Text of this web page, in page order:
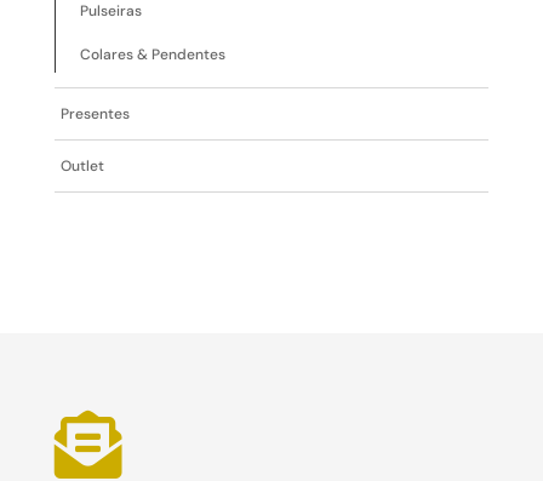
Pulseiras
Colares & Pendentes
Presentes
Outlet
